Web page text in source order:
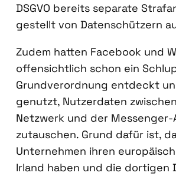
DSGVO bereits sepa­ra­te
gestellt von Daten­schüt­zern
Zudem hat­ten Face­book und
offen­sicht­lich schon ein
Grund­ver­ord­nung ent­deckt
ge­nutzt, Nut­zer­da­ten
Netz­werk und der
zu­tau­schen. Grund dafür ist,
Unter­neh­men ihren
Irland haben und die dor­ti­gen